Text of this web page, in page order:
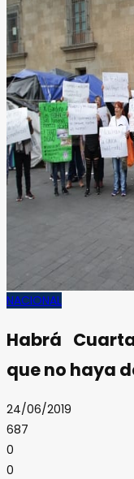
NACIONAL
Habrá
que no haya
24/06/2019
687
0
0